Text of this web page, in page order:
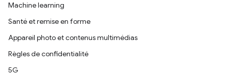
Machine learning
Santé et remise en forme
Appareil photo et contenus multimédias
Règles de confidentialité
5G